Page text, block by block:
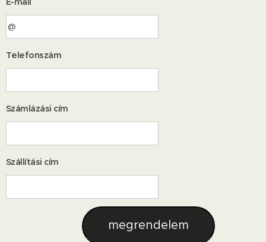
Telefonszám
Számlázási cím
Szállítási cím
megrendelem